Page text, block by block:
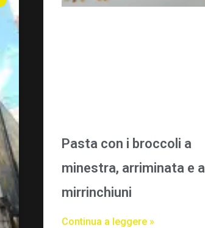
Pasta con i broccoli a
minestra, arriminata e a
mirrinchiuni
Continua a leggere »